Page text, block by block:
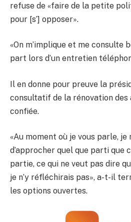
refuse de «faire de la petite
pour [s’] opposer».
«On m’implique et me consulte
part lors d’un entretien
Il en donne pour preuve la
consultatif de la rénovation des
confiée.
«Au moment où je vous parle, je
d’approcher quel que parti que
partie, ce qui ne veut pas dire
je n’y réfléchirais pas», a-t-il
les options ouvertes.